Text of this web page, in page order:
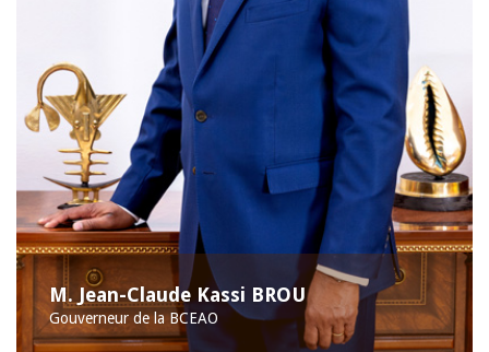
M. Jean-Claude Kassi BROU
Gouverneur de la BCEAO